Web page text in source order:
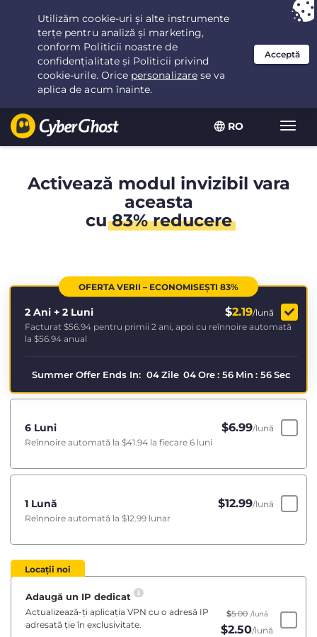
RO
Ai ales:Cea mai bună ofertăpentru 2.1666666666667ani la $
Activează modul invizibil vara
aceasta
cu83% reducere
OFERTA VERII – ECONOMISEȘTI 83%
2 Ani + 2 Luni $2.19/lună
Facturat $56.94 pentru primii 2 ani, apoi cu reînnoire automată
la $56.94 anual
Summer Offer Ends In: 04Zile 04Ore: 56 Min : 56Sec
6 Luni $6.99/lună
Reînnoire automată la $41.94 la fiecare 6 luni
1 Lună $12.99/lună
Reînnoire automată la $12.99 lunar
Locații noi
Adaugă un IP dedicat
Actualizează-ți aplicația VPN cu o adresă IP
adresată ție în exclusivitate.
$5.00 /lună
$2.50/lună